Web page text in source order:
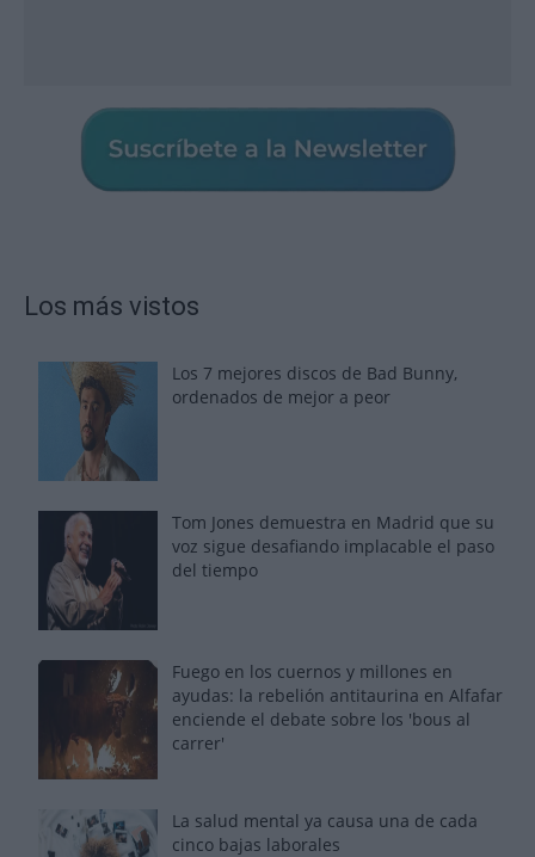
Los más vistos
Los 7 mejores discos de Bad Bunny,
ordenados de mejor a peor
Tom Jones demuestra en Madrid que su
voz sigue desafiando implacable el paso
del tiempo
Fuego en los cuernos y millones en
ayudas: la rebelión antitaurina en Alfafar
enciende el debate sobre los 'bous al
carrer'
La salud mental ya causa una de cada
cinco bajas laborales